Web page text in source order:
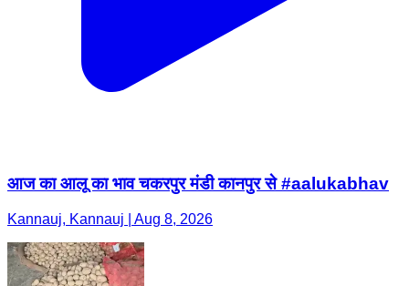
आज का आलू का भाव चकरपुर मंडी कानपुर से #aalukabhav
Kannauj, Kannauj | Aug 8, 2026